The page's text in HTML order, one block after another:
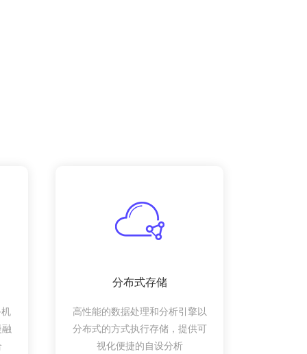
分布式存储
高性能的数据处理和分析引擎以
分布式的方式执行存储，提供可
视化便捷的自设分析